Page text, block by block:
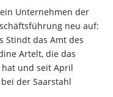
Unternehmen der
neu auf:
Stindt das Amt des
Artelt, die das
und seit April
der Saarstahl